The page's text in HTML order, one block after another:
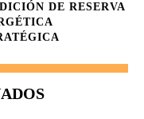
DE RESERVA